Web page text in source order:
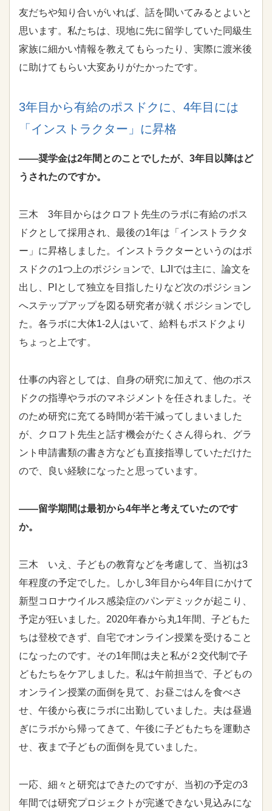
友だちや知り合いがいれば、話を聞いてみるとよいと
思います。私たちは、現地に先に留学していた同級生
家族に細かい情報を教えてもらったり、実際に渡米後
に助けてもらい大変ありがたかったです。
3年目から有給のポスドクに、4年目には
「インストラクター」に昇格
――奨学金は2年間とのことでしたが、3年目以降はど
うされたのですか。
三木 3年目からはクロフト先生のラボに有給のポス
ドクとして採用され、最後の1年は「インストラクタ
ー」に昇格しました。インストラクターというのはポ
スドクの1つ上のポジションで、
LJI では主に、論文を
出し、
PI として独立を目指したりなど次のポジション
へステップアップを図る研究者が就くポジションでし
た。各ラボに大体1-2 人はいて、給料もポスドクより
ちょっと上です。
仕事の内容としては、自身の研究に加えて、他のポス
ドクの指導やラボのマネジメントを任されました。そ
のため研究に充てる時間が若干減ってしまいました
が、クロフト先生と話す機会がたくさん得られ、グラ
ント申請書類の書き方なども直接指導していただけた
ので、良い経験になったと思っています。
――留学期間は最初から4年半と考えていたのです
か。
三木 いえ、子どもの教育などを考慮して、当初は3
年程度の予定でした。しかし3年目から4年目にかけて
新型コロナウイルス感染症のパンデミックが起こり、
予定が狂いました。2020年春から丸1年間、子どもた
ちは登校できず、自宅でオンライン授業を受けること
になったのです。その1年間は夫と私が２交代制で子
どもたちをケアしました。私は午前担当で、子どもの
オンライン授業の面倒を見て、お昼ごはんを食べさ
せ、午後から夜にラボに出勤していました。夫は昼過
ぎにラボから帰ってきて、午後に子どもたちを運動さ
せ、夜まで子どもの面倒を見ていました。
一応、細々と研究はできたのですが、当初の予定の3
年間では研究プロジェクトが完遂できない見込みにな